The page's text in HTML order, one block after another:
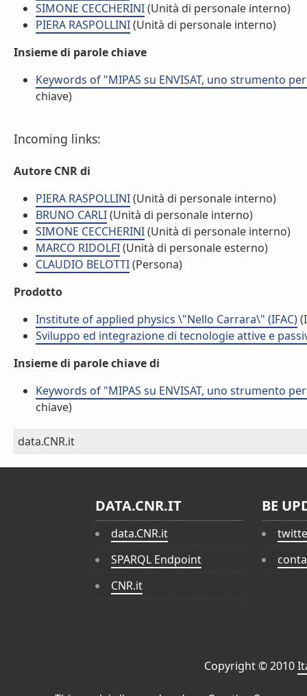
SIMONE CECCHERINI(Unità di personale interno)
PIERA RASPOLLINI(Unità di personale interno)
Insieme di parole chiave
Keywords of "MIPAS su ENVISAT, uno strumento
chiave)
Incoming links:
Autore CNR di
PIERA RASPOLLINI(Unità di personale interno)
BRUNO CARLI(Unità di personale interno)
SIMONE CECCHERINI(Unità di personale interno)
MARCO RIDOLFI(Unità di personale esterno)
CLAUDIO BELOTTI(Persona)
Prodotto
Institute of applied physics \"Nello Carrara\" (IFAC)
Sviluppo ed integrazione di tecnologie attive e
Insieme di parole chiave di
Keywords of "MIPAS su ENVISAT, uno strumento
chiave)
data.CNR.it
DATA.CNR.IT
data.CNR.it
SPARQL Endpoint
CNR.it
BE
Copyright © 2010